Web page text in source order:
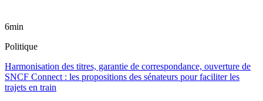
6min
Politique
Harmonisation des titres, garantie de correspondance, ouverture de
SNCF Connect : les propositions des sénateurs pour faciliter les
trajets en train